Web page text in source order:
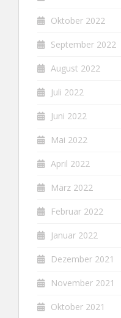
Oktober 2022
September 2022
August 2022
Juli 2022
Juni 2022
Mai 2022
April 2022
März 2022
Februar 2022
Januar 2022
Dezember 2021
November 2021
Oktober 2021